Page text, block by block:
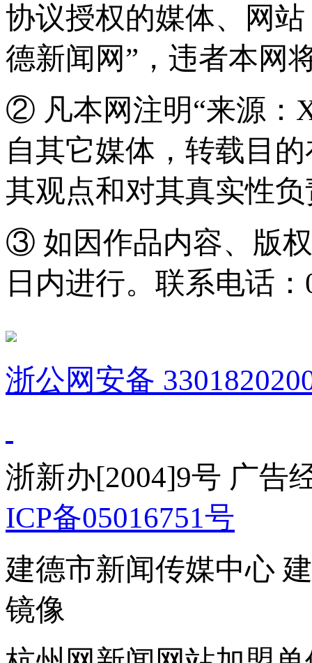
协议授权的媒体、网
德新闻网”，违者本网
② 凡本网注明“来源：
自其它媒体，转载目
其观点和对其真实性
③ 如因作品内容、版
日内进行。联系电话：
浙公网安备
浙新办[2004]9号 广告
ICP备05016751号
建德市新闻传媒中心
镜像